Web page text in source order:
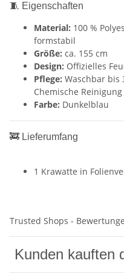
🧵 Eigenschaften
Material: 100 %
formstabil
Größe: ca. 155 cm
Design: Offizielles
Pflege: Waschbar bis
Chemische
Farbe: Dunkelblau
🚒 Lieferumfang
1 Krawatte⁠ in
Trusted Shops -
Kunden kauften